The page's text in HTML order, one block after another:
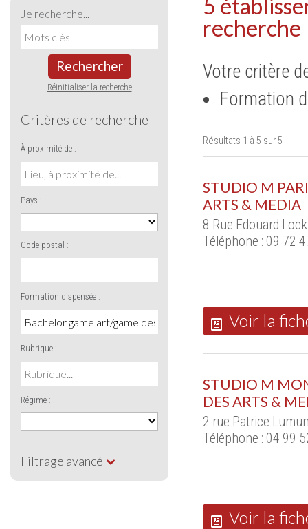
Je recherche...
Rechercher
Réinitialiser la recherche
Critères de recherche
À proximité de :
Pays :
Code postal :
Formation dispensée :
Rubrique :
Régime :
Filtrage avancé
5
recherche
Votre critère
Formation
Résultats 1 à 5 sur 5
STUDIO M
ARTS & MEDIA
8 Rue Edouard
Téléphone : 09 72
Voir la
STUDIO M
DES ARTS &
2 rue Patrice
Téléphone : 04 99
Voir la